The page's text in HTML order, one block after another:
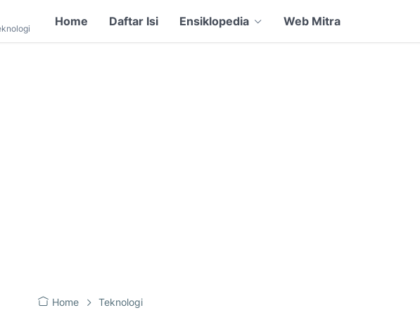
Home Daftar Isi Ensiklopedia Web Mitra
Home Teknologi